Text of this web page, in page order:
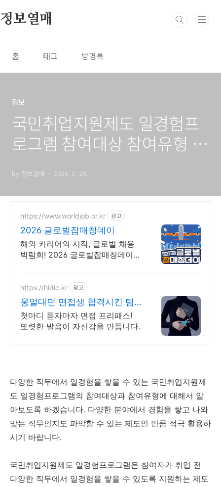
정보열매
홈 태그 방명록
정보
국민취업지원제도 일경험프
로그램 참여대상 참여유형 알
by 정보열매 2024. 1. 29.
https://www.worldjob.or.kr 광고
2026 글로벌잡매칭데이
해외 커리어의 시작, 글로벌 채용
박람회! 2026 글로벌잡매칭데이에
https://hidic.kr 광고
웅얼대던 면접생 합격시킨 템
면접 합격 필수템
첫마디 듣자마자 면접 프리패스!
또렷한 발음이 자신감을 만듭니다.
다양한 직무에서 일경험을 쌓을 수 있는 국민취업지원제
도 일경험프로그램의 참여대상과 참여유형에 대해서 알
아보도록 하겠습니다. 다양한 분야에서 경험을 쌓고 나와
맞는 직무인지도 파악할 수 있는 제도인 만큼 적극 활용하
시기 바랍니다.
국민취업지원제도 일경험프로그램은 참여자가 취업 전
다양한 직무에서 일경험을 쌓을 수 있도록 지원하는 제도